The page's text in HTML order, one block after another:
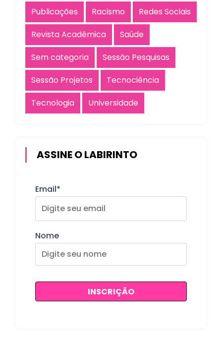
Publicações
Racismo
Redes Sociais
Revista Acadêmica
Saúde
Sem categoria
Sessão Pesquisas
Sessão Projetos
Tecnociência
Tecnologia
Universidade
ASSINE O LABIRINTO
Email*
Nome